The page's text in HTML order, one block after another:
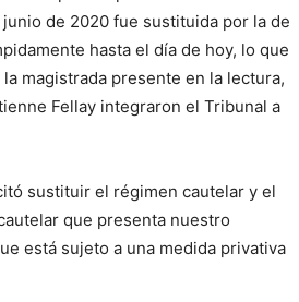
de 2020 fue sustituida por la de
hasta el día de hoy, lo que
magistrada presente en la lectura,
Fellay integraron el Tribunal a
sustituir el régimen cautelar y el
que presenta nuestro
está sujeto a una medida privativa